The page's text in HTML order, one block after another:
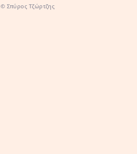
© Σπύρος Τζώρτζης